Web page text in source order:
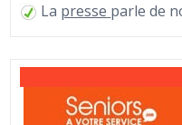
La presse parle de